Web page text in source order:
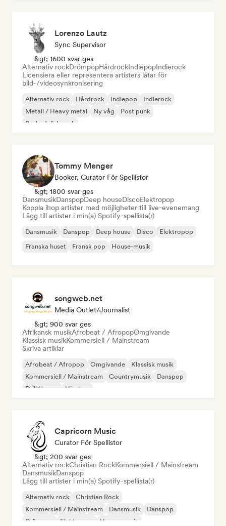
Lorenzo Lautz
Sync Supervisor
&gt; 1600 svar ges
Alternativ rockDrömpopHårdrockIndiepopIndierock
Licensiera eller representera artisters låtar för
bild-/videosynkronisering
Alternativ rock Hårdrock Indiepop
Indierock
Metall / Heavy metal
Ny våg
Post punk
Psykedelisk rock
Tommy Menger
Booker, Curator För Spellistor
&gt; 1800 svar ges
DansmusikDanspopDeep houseDiscoElektropop
Koppla ihop artister med möjligheter till live-evenemang
Lägg till artister i min(a) Spotify-spellista(r)
Dansmusik Danspop Deep house Disco
Elektropop
Franska huset
Fransk pop House-musik
songweb.net
Media Outlet/Journalist
&gt; 900 svar ges
Afrikansk musikAfrobeat / AfropopOmgivande
Klassisk musikKommersiell / Mainstream
Skriva artiklar
Afrobeat / Afropop Omgivande
Klassisk musik
Kommersiell / Mainstream
Countrymusik
Danspop
Drill/Jersey
Hip-hop
Capricorn Music
Curator För Spellistor
&gt; 200 svar ges
Alternativ rockChristian RockKommersiell / Mainstream
DansmusikDanspop
Lägg till artister i min(a) Spotify-spellista(r)
Alternativ rock
Christian Rock
Kommersiell / Mainstream
Dansmusik
Danspop
Drömpop
Elektropop House-musik